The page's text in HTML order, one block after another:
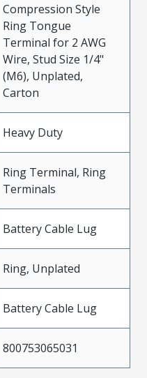
Compression Style
Ring Tongue
Terminal for 2 AWG
Wire, Stud Size 1/4"
(M6), Unplated,
Carton
Heavy Duty
Ring Terminal, Ring
Terminals
Battery Cable Lug
Ring, Unplated
Battery Cable Lug
800753065031